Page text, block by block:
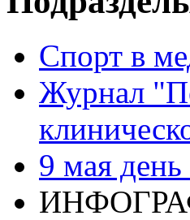
Спорт в
Журнал
9 мая